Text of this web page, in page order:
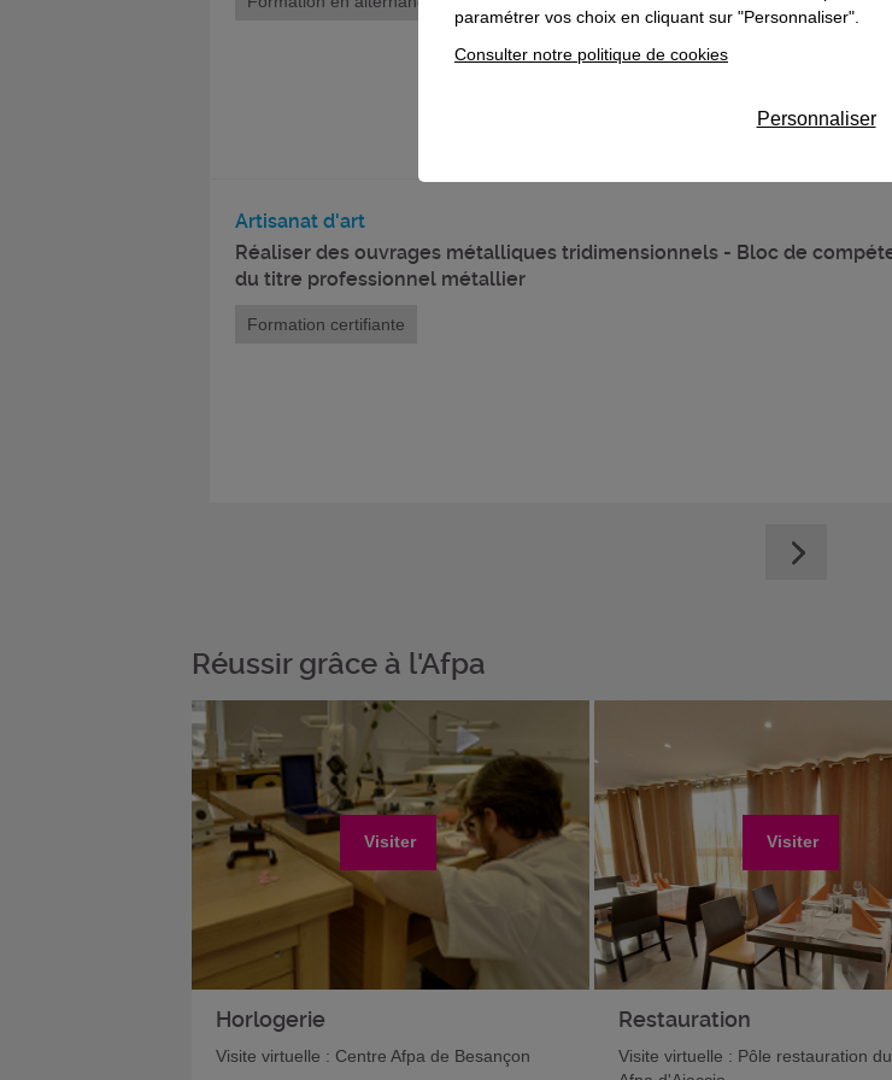
Artisanat d'art
Réaliser des ouvrages métalliques tridimensionnels - Bloc de
du titre professionnel métallier
Formation certifiante
Réussir grâce à l'Afpa
Visiter
Horlogerie
Visite virtuelle : Centre Afpa de Besançon
Visiter
Restauration
Visite virtuelle : Pôle restauration
paramétrer vos choix en cliquant sur "Personnaliser".
Consulter notre politique de cookies
Personnaliser